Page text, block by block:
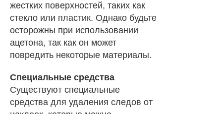
жестких поверхностей, таких как
стекло или пластик. Однако будьте
осторожны при использовании
ацетона, так как он может
повредить некоторые материалы.
Специальные средства
Существуют специальные
средства для удаления следов от